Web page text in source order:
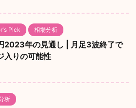
Pick 相場分析
2023年の見通し | 月足3波終了で
入りの可能性
析